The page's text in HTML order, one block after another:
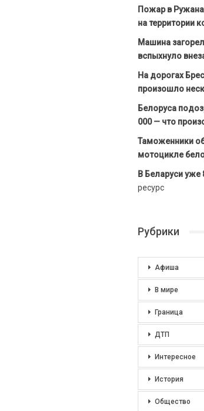
Пожар в
на территории
Машина
вспыхнуло
На дорогах
произошло
Белоруса
000 — что
Таможенники
мотоцикле
В Беларуси уже
ресурс
Рубрики
Афиша
В мире
Граница
ДТП
Интересное
История
Общество